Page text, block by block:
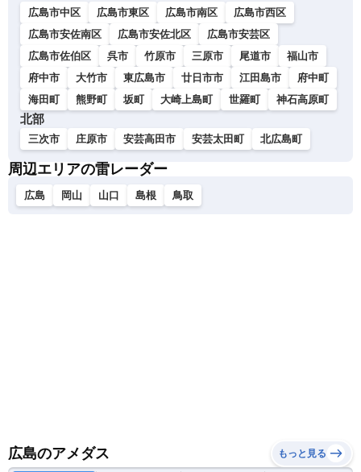
広島市中区 広島市東区 広島市南区
広島市西区
広島市安佐南区
広島市安佐北区
広島市安芸区
広島市佐伯区
呉市 竹原市 三原市 尾道市
福山市
府中市
大竹市 東広島市 廿日市市 江田島市
府中町
海田町
熊野町 坂町 大崎上島町 世羅町 神石高原町
北部
三次市 庄原市 安芸高田市 安芸太田町 北広島町
周辺エリアの雷レーダー
広島 岡山 山口 島根 鳥取
広島のアメダス もっと見る